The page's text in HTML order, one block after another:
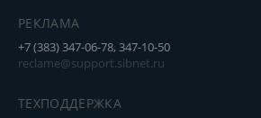
РЕКЛАМА
+7 (383) 347-06-78, 347-10-50
reclame@support.sibnet.ru
ТЕХПОДДЕРЖКА